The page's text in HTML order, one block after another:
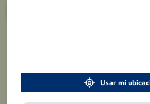
Usar mi